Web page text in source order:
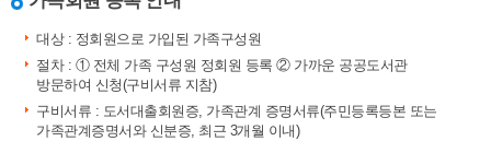
대상 : 정회원으로 가입된 가족구성원
절차 : ① 전체 가족 구성원 정회원 등록 ② 가까운 공공도서관
방문하여 신청(구비서류 지참)
구비서류 : 도서대출회원증, 가족관계 증명서류(주민등록등본 또는
가족관계증명서와 신분증, 최근 3개월 이내)